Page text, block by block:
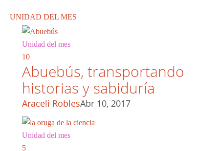
UNIDAD DEL MES
Unidad del mes
10
Abuebús, transportando
historias y sabiduría
Araceli RoblesAbr 10, 2017
Unidad del mes
5